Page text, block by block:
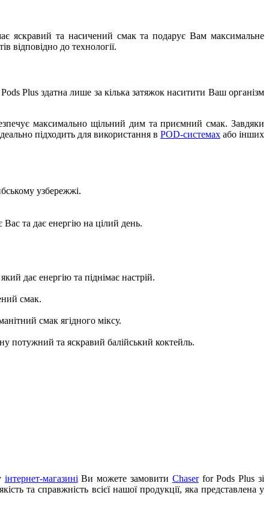
яскравий та насичений смак та подарує Вам максимальне
відповідно до технології.
Plus здатна лише за кілька затяжок наситити Ваш організм
максимально щільний дим та приємний смак. Завдяки
підходить для використання в POD-системахабо інших
узбережжі.
та дає енергію на цілий день.
дає енергію та піднімає настрій.
смак.
смак ягідного міксу.
потужний та яскравий балійський коктейль.
інтернет-магазині Ви можете замовити Chaserfor Pods Plus зі
та справжність всієї нашої продукції, яка представлена у